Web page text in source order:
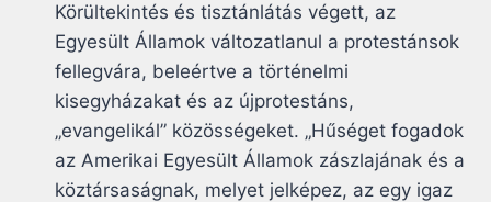
Körültekintés és tisztánlátás végett, az
Egyesült Államok változatlanul a protestánsok
fellegvára, beleértve a történelmi
kisegyházakat és az újprotestáns,
„evangelikál” közösségeket. „Hűséget fogadok
az Amerikai Egyesült Államok zászlajának és a
köztársaságnak, melyet jelképez, az egy igaz